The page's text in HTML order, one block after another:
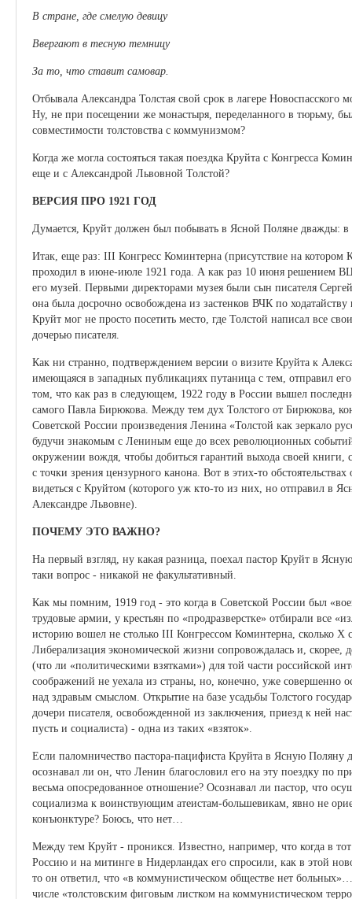
В стране, где смелую девицу
Ввергают в тесную темницу
За то, что ставит самовар.
Отбывала Александра Толстая свой срок в лагере Новоспасского
Ну, не при посещении же монастыря, переделанного в тюрьму,
совместимости толстовства с коммунизмом?
Когда же могла состояться такая поездка Круйта с Конгресса
еще и с Александрой Львовной Толстой?
ВЕРСИЯ ПРО 1921 ГОД
Думается, Круйт должен был побывать в Ясной Поляне дважды: в
Итак, еще раз: III Конгресс Коминтерна (присутствие на
проходил в июне-июле 1921 года. А как раз 10 июня решением
его музей. Первыми директорами музея были сын писателя
она была досрочно освобождена из застенков ВЧК по
Круйт мог не просто посетить место, где Толстой написал все
дочерью писателя.
Как ни странно, подтверждением версии о визите Круйта к
имеющаяся в западных публикациях путаница с тем, отправил
том, что как раз в следующем, 1922 году в России вышел
самого Павла Бирюкова. Между тем дух Толстого от Бирюкова,
Советской России произведения Ленина «Толстой как зеркало
будучи знакомым с Лениным еще до всех революционных
окружении вождя, чтобы добиться гарантий выхода своей книги,
с точки зрения цензурного канона. Вот в этих-то
видеться с Круйтом (которого уж кто-то из них, но отправил в
Александре Львовне).
ПОЧЕМУ ЭТО ВАЖНО?
На первый взгляд, ну какая разница, поехал пастор Круйт в
таки вопрос - никакой не факультативный.
Как мы помним, 1919 год - это когда в Советской России был
трудовые армии, у крестьян по «продразверстке» отбирали все
историю вошел не столько III Конгрессом Коминтерна, сколько
Либерализация экономической жизни сопровождалась и, скорее,
(что ли «политическими взятками») для той части российской
соображений не уехала из страны, но, конечно, уже совершенно
над здравым смыслом. Открытие на базе усадьбы Толстого
дочери писателя, освобожденной из заключения, приезд к ней
пусть и социалиста) - одна из таких «взяток».
Если паломничество пастора-пацифиста Круйта в Ясную Поляну
осознавал ли он, что Ленин благословил его на эту поездку по
весьма опосредованное отношение? Осознавал ли пастор, что
социализма к воинствующим атеистам-большевикам, явно не
конъюнктуре? Боюсь, что нет…
Между тем Круйт - проникся. Известно, например, что когда в
Россию и на митинге в Нидерландах его спросили, как в этой
то он ответил, что «в коммунистическом обществе нет
числе «толстовским фиговым листком на коммунистическом